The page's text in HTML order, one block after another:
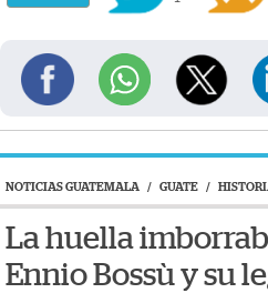
NOTICIAS GUATEMALA / GUATE /
La huella
Ennio Bossù y su